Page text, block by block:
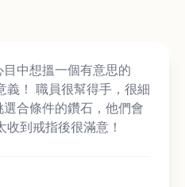
中想搵一個有意思的
義！ 職員很幫得手，很細
合條件的鑽石，他們會
到戒指後很滿意！